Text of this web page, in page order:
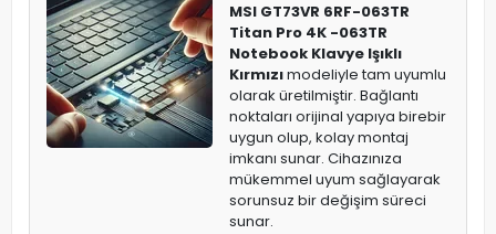
MSI GT73VR 6RF-063TR
Titan Pro 4K -063TR
Notebook Klavye Işıklı
Kırmızımodeliyle tam uyumlu
olarak üretilmiştir. Bağlantı
noktaları orijinal yapıya birebir
uygun olup, kolay montaj
imkanı sunar. Cihazınıza
mükemmel uyum sağlayarak
sorunsuz bir değişim süreci
sunar.